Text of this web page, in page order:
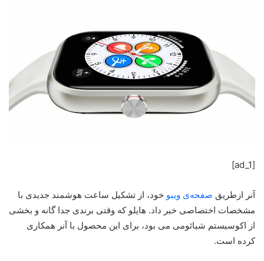
[ad_1]
آنر ازطریق صفحه‌ی ویبو خود، از تشکیل ساعت هوشمند جدیدی با
مشخصات اختصاصی خبر داد. هایلو که وقتی برندی جدا گانه و بخشی
از اکوسیستم شیائومی می بود، برای این محصول با آنر همکاری
کرده است.